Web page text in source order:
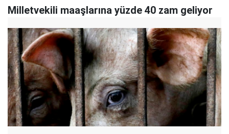
Milletvekili maaşlarına yüzde 40 zam geliyor